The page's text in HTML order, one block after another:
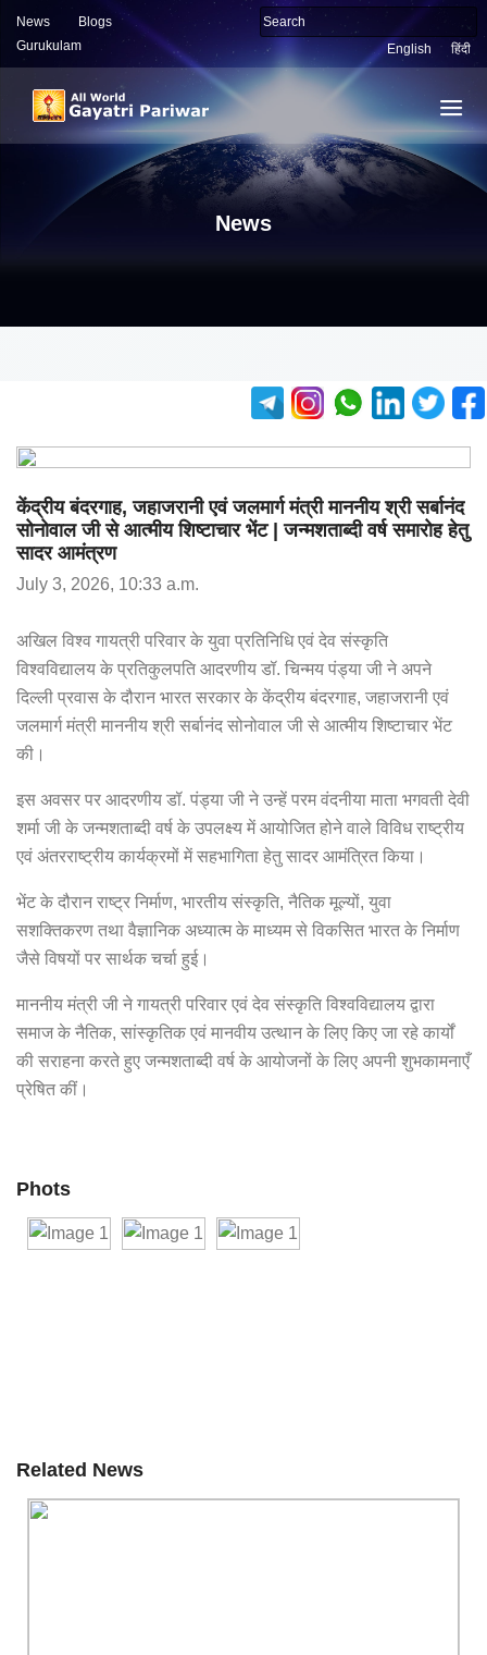
News
Blogs
Gurukulam
English हिंदी
News
केंद्रीय बंदरगाह, जहाजरानी एवं जलमार्ग मंत्री माननीय श्री सर्बानंद
सोनोवाल जी से आत्मीय शिष्टाचार भेंट | जन्मशताब्दी वर्ष समारोह हेतु
सादर आमंत्रण
July 3, 2026, 10:33 a.m.
अखिल विश्व गायत्री परिवार के युवा प्रतिनिधि एवं देव संस्कृति
विश्वविद्यालय के प्रतिकुलपति आदरणीय डॉ. चिन्मय पंड्या जी ने अपने
दिल्ली प्रवास के दौरान भारत सरकार के केंद्रीय बंदरगाह, जहाजरानी एवं
जलमार्ग मंत्री माननीय श्री सर्बानंद सोनोवाल जी से आत्मीय शिष्टाचार भेंट
की।
इस अवसर पर आदरणीय डॉ. पंड्या जी ने उन्हें परम वंदनीया माता भगवती देवी
शर्मा जी के जन्मशताब्दी वर्ष के उपलक्ष्य में आयोजित होने वाले विविध राष्ट्रीय
एवं अंतरराष्ट्रीय कार्यक्रमों में सहभागिता हेतु सादर आमंत्रित किया।
भेंट के दौरान राष्ट्र निर्माण, भारतीय संस्कृति, नैतिक मूल्यों, युवा
सशक्तिकरण तथा वैज्ञानिक अध्यात्म के माध्यम से विकसित भारत के निर्माण
जैसे विषयों पर सार्थक चर्चा हुई।
माननीय मंत्री जी ने गायत्री परिवार एवं देव संस्कृति विश्वविद्यालय द्वारा
समाज के नैतिक, सांस्कृतिक एवं मानवीय उत्थान के लिए किए जा रहे कार्यों
की सराहना करते हुए जन्मशताब्दी वर्ष के आयोजनों के लिए अपनी शुभकामनाएँ
प्रेषित कीं।
Phots
Related News